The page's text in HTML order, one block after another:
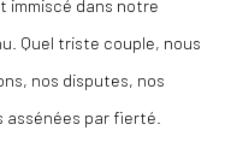
immiscé dans notre
Quel triste couple, nous
nos disputes, nos
par fierté.